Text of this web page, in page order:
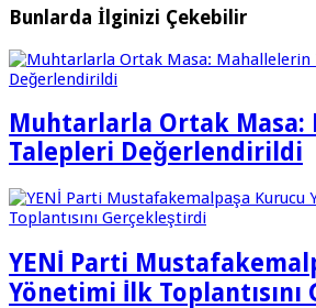
Bunlarda İlginizi Çekebilir
Muhtarlarla Ortak Masa:
Talepleri Değerlendirildi
YENİ Parti
Yönetimi İlk